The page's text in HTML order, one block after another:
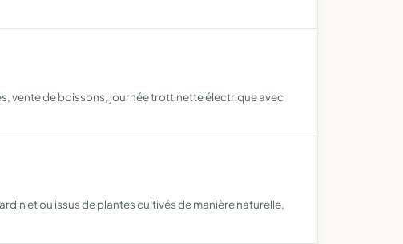
vente de boissons, journée trottinette électrique avec
et ou issus de plantes cultivés de manière naturelle,